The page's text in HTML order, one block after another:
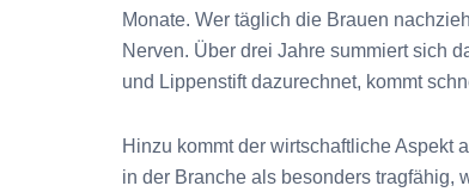
Monate. Wer täglich die Brauen
Nerven. Über drei Jahre summiert sich
und Lippenstift dazurechnet, kommt
Hinzu kommt der wirtschaftliche Aspekt
in der Branche als besonders tragfähig,